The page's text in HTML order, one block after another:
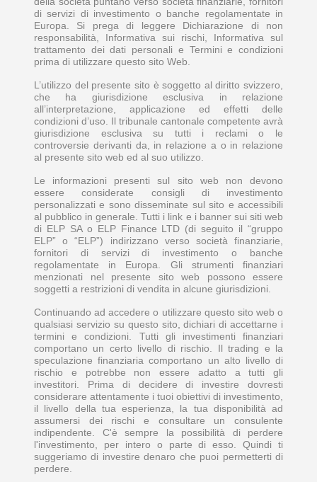
di servizi di investimento o banche regolamentate in
Europa. Si prega di leggere Dichiarazione di non
responsabilità, Informativa sui rischi, Informativa sul
trattamento dei dati personali e Termini e condizioni
prima di utilizzare questo sito Web.
L’utilizzo del presente sito è soggetto al diritto svizzero,
che ha giurisdizione esclusiva in relazione
all’interpretazione, applicazione ed effetti delle
condizioni d’uso. Il tribunale cantonale competente avrà
giurisdizione esclusiva su tutti i reclami o le
controversie derivanti da, in relazione a o in relazione
al presente sito web ed al suo utilizzo.
Le informazioni presenti sul sito web non devono
essere considerate consigli di investimento
personalizzati e sono disseminate sul sito e accessibili
al pubblico in generale. Tutti i link e i banner sui siti web
di ELP SA o ELP Finance LTD (di seguito il “gruppo
ELP” o “ELP”) indirizzano verso società finanziarie,
fornitori di servizi di investimento o banche
regolamentate in Europa. Gli strumenti finanziari
menzionati nel presente sito web possono essere
soggetti a restrizioni di vendita in alcune giurisdizioni.
Continuando ad accedere o utilizzare questo sito web o
qualsiasi servizio su questo sito, dichiari di accettarne i
termini e condizioni. Tutti gli investimenti finanziari
comportano un certo livello di rischio. Il trading e la
speculazione finanziaria comportano un alto livello di
rischio e potrebbe non essere adatto a tutti gli
investitori. Prima di decidere di investire dovresti
considerare attentamente i tuoi obiettivi di investimento,
il livello della tua esperienza, la tua disponibilità ad
assumersi dei rischi e consultare un consulente
indipendente. C'è sempre la possibilità di perdere
l'investimento, per intero o parte di esso. Quindi ti
suggeriamo di investire denaro che puoi permetterti di
perdere.